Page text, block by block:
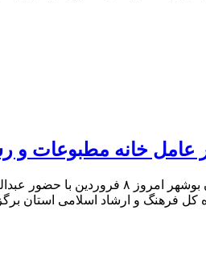
عامل خانه مطبوعات و
نشست ترکیب هیأت رئیسه خانه
کل فرهنگ و ارشاد اسلامی استان